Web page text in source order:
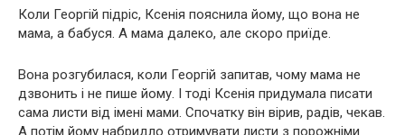
Коли Георгій підріс, Ксенія пояснила йому, що вона не
мама, а бабуся. А мама далеко, але скоро приїде.
Вона розгубилася, коли Георгій запитав, чому мама не
дзвонить і не пише йому. І тоді Ксенія придумала писати
сама листи від імені мами. Спочатку він вірив, радів, чекав.
А потім йому набридло отримувати листи з порожніми